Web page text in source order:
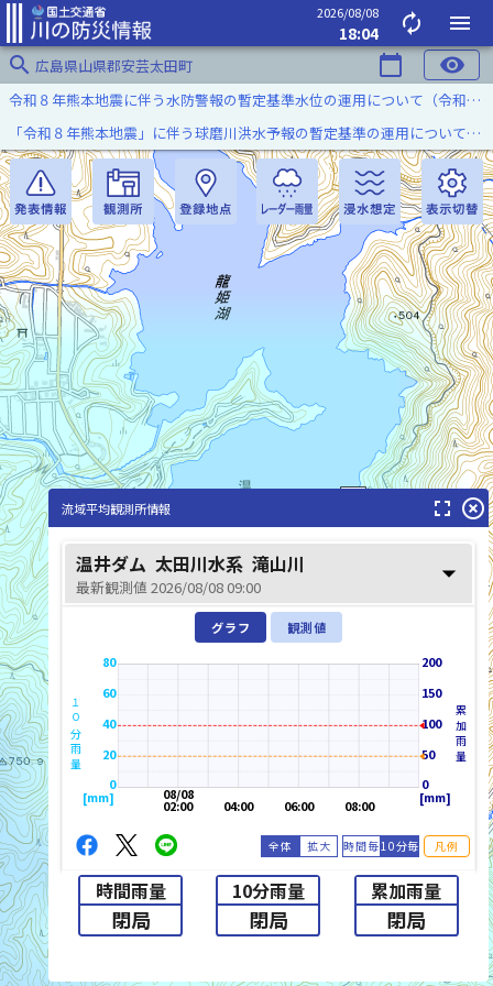
2026/08/08
18:04 autorenew
menu
search 広島県山県郡安芸太田町 calendar_today visibility
令和８年熊本地震に伴う水防警報の暫定基準水位の運用について（令和８年８月７日）
「令和８年熊本地震」に伴う球磨川洪水予報の暫定基準の運用について（令和８年８月５日）
流域平均観測所情報 fullscreen highlight_off
温井ダム 太田川水系 滝山川
最新観測値 2026/08/08 09:00 arrow_drop_down
グラフ 観測値
0
20
40
60
80
[mm]
１０分雨量
08:00
06:00
04:00
08/08
02:00
0
50
100
150
200
[mm]
累加雨量
全体 拡大 時間毎10分毎 凡例
時間雨量
閉局
10分雨量
閉局
累加雨量
閉局